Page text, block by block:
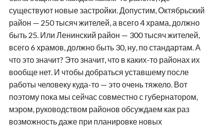
существуют новые застройки. Допустим, Октябрьский
район — 250 тысяч жителей, а всего 4 храма, должно
быть 25. Или Ленинский район — 300 тысяч жителей,
всего 6 храмов, должно быть 30, ну, по стандартам. А
что это значит? Это значит, что в каких-то районах их
вообще нет. И чтобы добраться уставшему после
работы человеку куда-то — это очень тяжело. Вот
поэтому пока мы сейчас совместно с губернатором,
мэром, руководством районов обсуждаем как раз
возможность даже при планировке новых